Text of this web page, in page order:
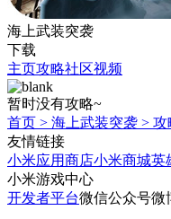
海上武装突袭
下载
主页攻略社区视频
暂时没有攻略~
首页 > 海上武装突袭 > 攻
友情链接
小米应用商店小米商城英
小米游戏中心
开发者平台微信公众号微